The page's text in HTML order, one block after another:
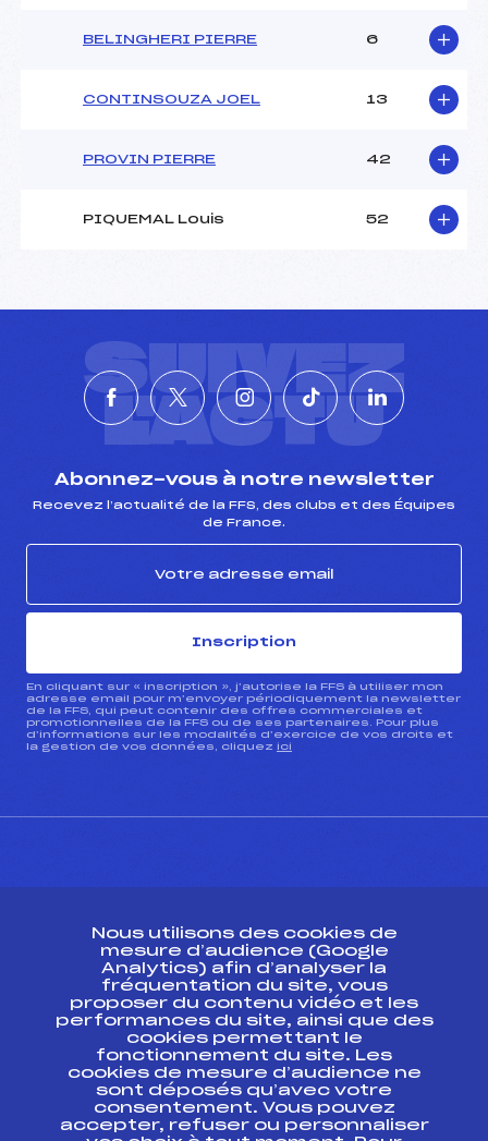
BELINGHERI PIERRE 6
CONTINSOUZA JOEL 13
PROVIN PIERRE 42
PIQUEMAL Louis 52
SUIVEZ
L'ACTU
Abonnez-vous à notre newsletter
Recevez l’actualité de la FFS, des clubs et des Équipes
de France.
Inscription
En cliquant sur « inscription », j’autorise la FFS à utiliser mon
adresse email pour m’envoyer périodiquement la newsletter
de la FFS, qui peut contenir des offres commerciales et
promotionnelles de la FFS ou de ses partenaires. Pour plus
d’informations sur les modalités d’exercice de vos droits et
la gestion de vos données, cliquez ici
Ressources
Pass’Neige
Projet sportif fédéral
Projet de performance fédéral
Antidopage
Pôle Développement, Formation, Suivi
Scientifique
Nous utilisons des cookies de
mesure d’audience (Google
Analytics) afin d’analyser la
fréquentation du site, vous
proposer du contenu vidéo et les
performances du site, ainsi que des
cookies permettant le
fonctionnement du site. Les
cookies de mesure d’audience ne
sont déposés qu’avec votre
consentement. Vous pouvez
accepter, refuser ou personnaliser